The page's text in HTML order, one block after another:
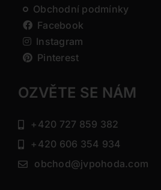
Obchodní podmínky
Facebook
Instagram
Pinterest
OZVĚTE SE NÁM
+420 727 859 382
+420 606 354 934
obchod@jvpohoda.com